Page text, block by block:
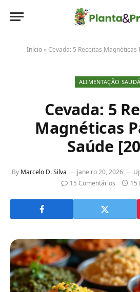
Início»Cevada: 5 Receitas Magnéticas
ALIMENTAÇÃO
Cevada: 5
Magnéticas
Saúde
By Marcelo D. Silva janeiro 20, 2026
15 Comentários
15